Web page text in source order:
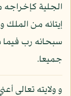
الجلية
إيتائه من الملك
سبحانه رب فيما
جميعا.
و ولايته تعالى